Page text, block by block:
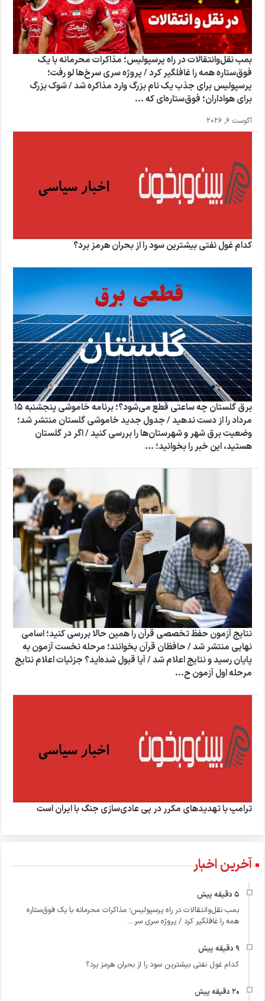
بمب نقل‌وانتقالات در راه پرسپولیس؛ مذاکرات محرمانه با یک
فوق‌ستاره همه را غافلگیر کرد / پروژه سری سرخ‌ها لو رفت؛
پرسپولیس برای جذب یک نام بزرگ وارد مذاکره شد / شوک بزرگ
برای هواداران؛ فوق‌ستاره‌ای که ...
آگوست 6, 2026
کدام غول نفتی بیشترین سود را از بحران هرمز برد؟
برق گلستان چه ساعتی قطع می‌شود؟؛ برنامه خاموشی پنجشنبه ۱۵
مرداد را از دست ندهید / جدول جدید خاموشی گلستان منتشر شد؛
وضعیت برق شهر و شهرستان‌ها را بررسی کنید / اگر در گلستان
هستید، این خبر را بخوانید؛ ...
نتایج آزمون حفظ تخصصی قرآن را همین حالا بررسی کنید؛ اسامی
نهایی منتشر شد / حافظان قرآن بخوانند؛ مرحله نخست آزمون به
پایان رسید و نتایج اعلام شد / آیا قبول شده‌اید؟ جزئیات اعلام نتایج
مرحله اول آزمون ح...
ترامپ با تهدیدهای مکرر در پی عادی‌سازی جنگ با ایران است
آخرین اخبار
بمب نقل‌وانتقالات در راه پرسپولیس؛ مذاکرات محرمانه با یک فوق‌ستاره
همه را غافلگیر کرد / پروژه سری سر...
کدام غول نفتی بیشترین سود را از بحران هرمز برد؟